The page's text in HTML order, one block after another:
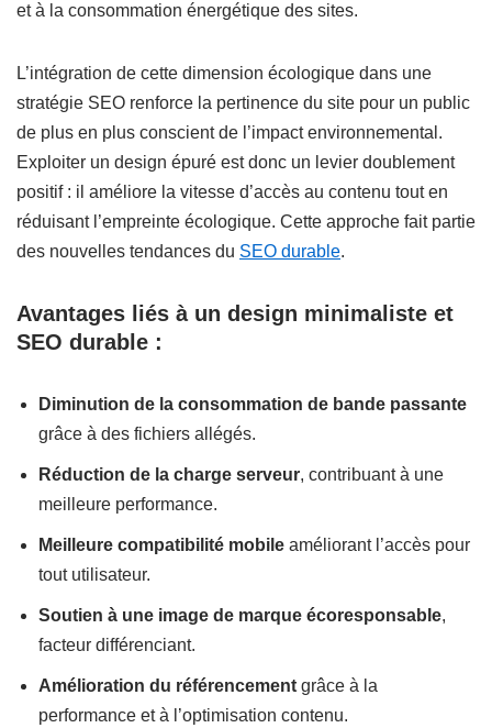
et à la consommation énergétique des sites.
L’intégration de cette dimension écologique dans une
stratégie SEO renforce la pertinence du site pour un public
de plus en plus conscient de l’impact environnemental.
Exploiter un design épuré est donc un levier doublement
positif : il améliore la vitesse d’accès au contenu tout en
réduisant l’empreinte écologique. Cette approche fait partie
des nouvelles tendances du SEO durable.
Avantages liés à un design minimaliste et
SEO durable :
Diminution de la consommation de bande passante
grâce à des fichiers allégés.
Réduction de la charge serveur, contribuant à une
meilleure performance.
Meilleure compatibilité mobile améliorant l’accès pour
tout utilisateur.
Soutien à une image de marque écoresponsable,
facteur différenciant.
Amélioration du référencement grâce à la
performance et à l’optimisation contenu.